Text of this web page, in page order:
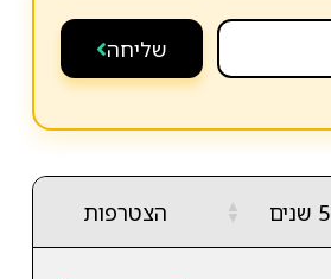
שליחה
5 שנים ▲
▼ הצטרפות